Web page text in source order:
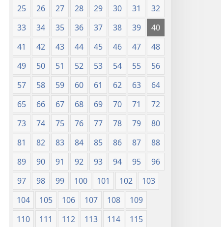
25
26 27 28 29 30 31
32
33
34 35 36 37 38 39
40
41
42 43 44 45 46 47
48
49
50 51 52 53 54 55
56
57
58 59 60 61 62 63
64
65
66 67 68 69 70 71
72
73
74 75 76 77 78 79
80
81
82 83 84 85 86 87
88
89
90 91 92 93 94 95
96
97
98 99 100 101 102
103
104
105 106 107 108
109
110
111 112 113 114
115